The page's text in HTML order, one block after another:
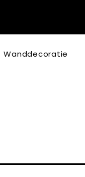
Wanddecoratie